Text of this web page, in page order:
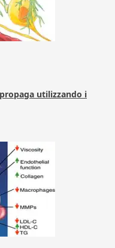
utilizzando i